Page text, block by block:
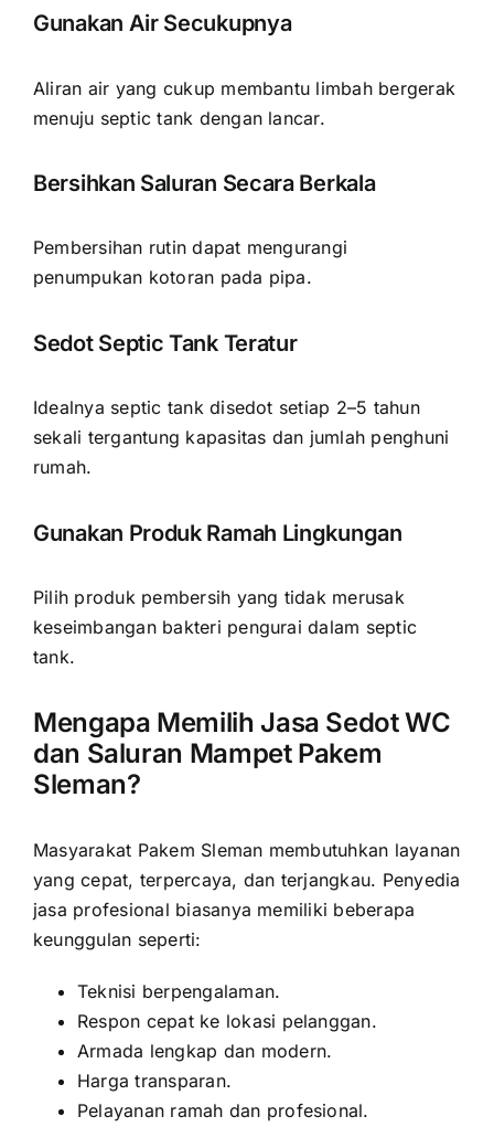
Gunakan Air Secukupnya
Aliran air yang cukup membantu limbah bergerak
menuju septic tank dengan lancar.
Bersihkan Saluran Secara Berkala
Pembersihan rutin dapat mengurangi
penumpukan kotoran pada pipa.
Sedot Septic Tank Teratur
Idealnya septic tank disedot setiap 2–5 tahun
sekali tergantung kapasitas dan jumlah penghuni
rumah.
Gunakan Produk Ramah Lingkungan
Pilih produk pembersih yang tidak merusak
keseimbangan bakteri pengurai dalam septic
tank.
Mengapa Memilih Jasa Sedot WC
dan Saluran Mampet Pakem
Sleman?
Masyarakat Pakem Sleman membutuhkan layanan
yang cepat, terpercaya, dan terjangkau. Penyedia
jasa profesional biasanya memiliki beberapa
keunggulan seperti:
Teknisi berpengalaman.
Respon cepat ke lokasi pelanggan.
Armada lengkap dan modern.
Harga transparan.
Pelayanan ramah dan profesional.